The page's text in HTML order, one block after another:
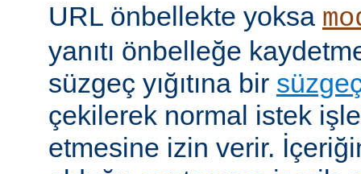
URL önbellekte yoksa
yanıtı önbelleğe
süzgeç yığıtına bir
çekilerek normal istek
etmesine izin verir.